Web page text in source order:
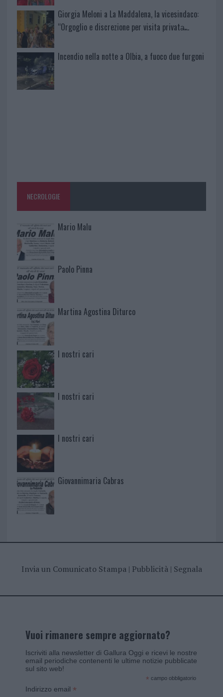
Giorgia Meloni a La Maddalena, la vicesindaco:
“Orgoglio e discrezione per visita privata̶…
Incendio nella notte a Olbia, a fuoco due furgoni
NECROLOGIE
Mario Malu
Paolo Pinna
Martina Agostina Diturco
I nostri cari
I nostri cari
I nostri cari
Giovannimaria Cabras
Invia un Comunicato Stampa| Pubblicità| Segnala
Vuoi rimanere sempre aggiornato?
Iscriviti alla newsletter di Gallura Oggi e ricevi le nostre
email periodiche contenenti le ultime notizie pubblicate
sul sito web!
* campo obbligatorio
Indirizzo email *